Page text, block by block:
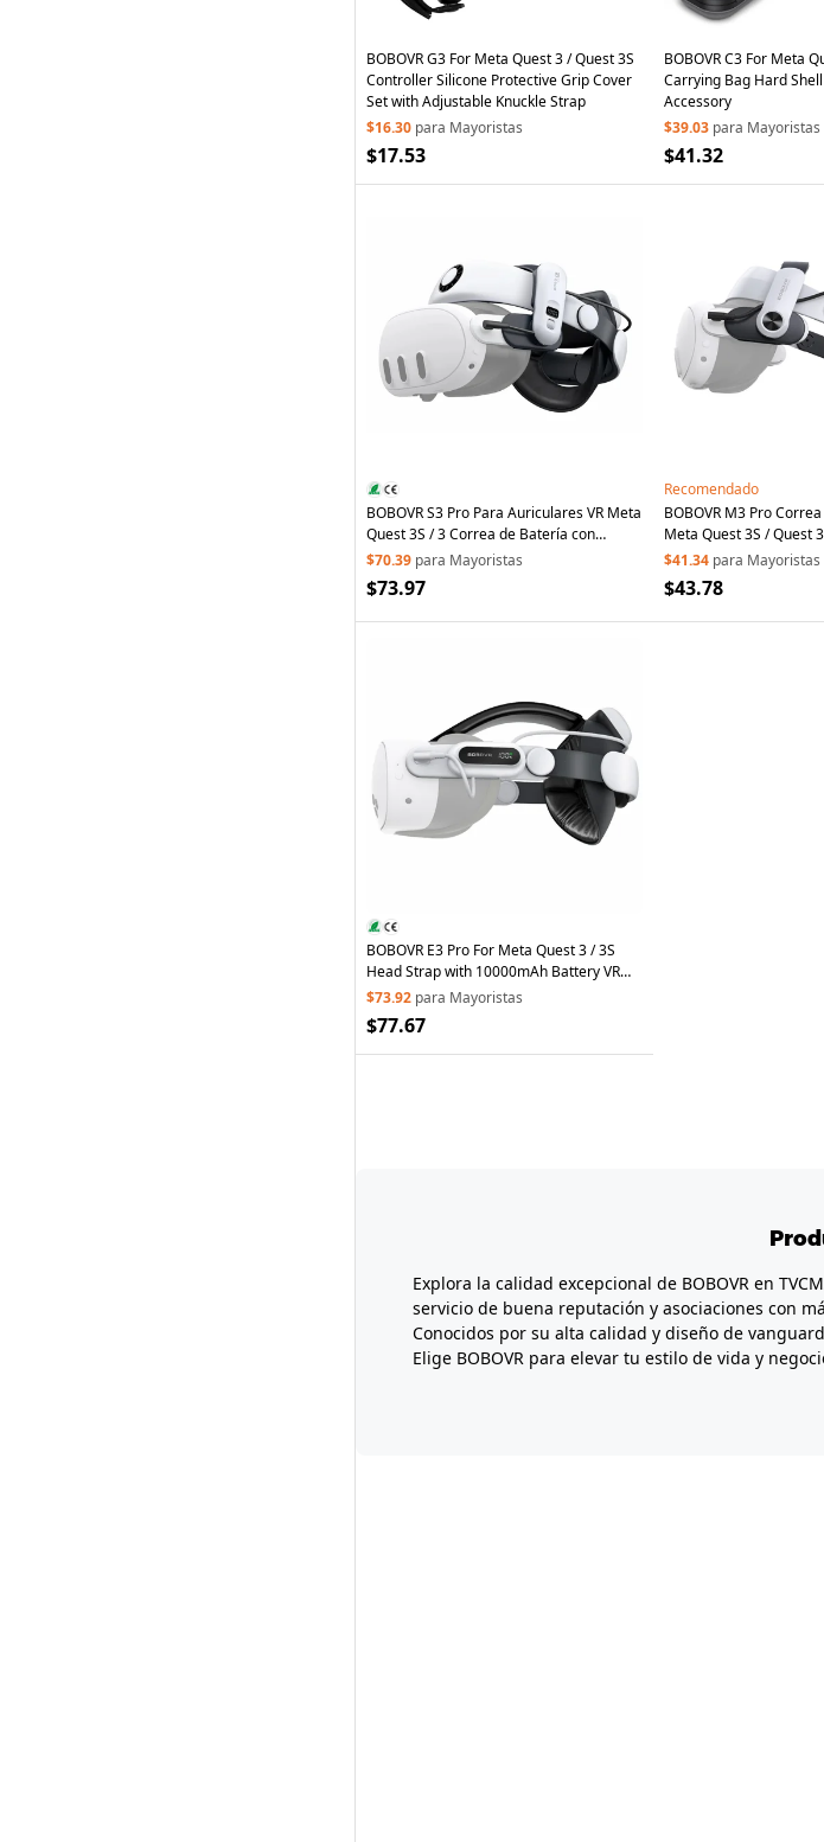
BOBOVR G3 For Meta Quest 3 / Quest 3S
Controller Silicone Protective Grip Cover
Set with Adjustable Knuckle Strap
$16.30 para Mayoristas
$17.53
BOBOVR C3 For Meta
Carrying Bag Hard
Accessory
$39.03 para Mayoristas
$41.32
BOBOVR S3 Pro Para Auriculares VR Meta
Quest 3S / 3 Correa de Batería con
Sistema de Aire Acondicionado con
Paquete de Batería de 10000mAh
$70.39 para Mayoristas
$73.97
Recomendado
BOBOVR M3 Pro
Meta Quest 3S / Quest
Extraíble Magnética de
$41.34 para Mayoristas
$43.78
BOBOVR E3 Pro For Meta Quest 3 / 3S
Head Strap with 10000mAh Battery VR
Headset Headband
$73.92 para Mayoristas
$77.67
Explora la calidad excepcional de BOBOVR en
servicio de buena reputación y asociaciones con
Conocidos por su alta calidad y diseño de
Elige BOBOVR para elevar tu estilo de vida y